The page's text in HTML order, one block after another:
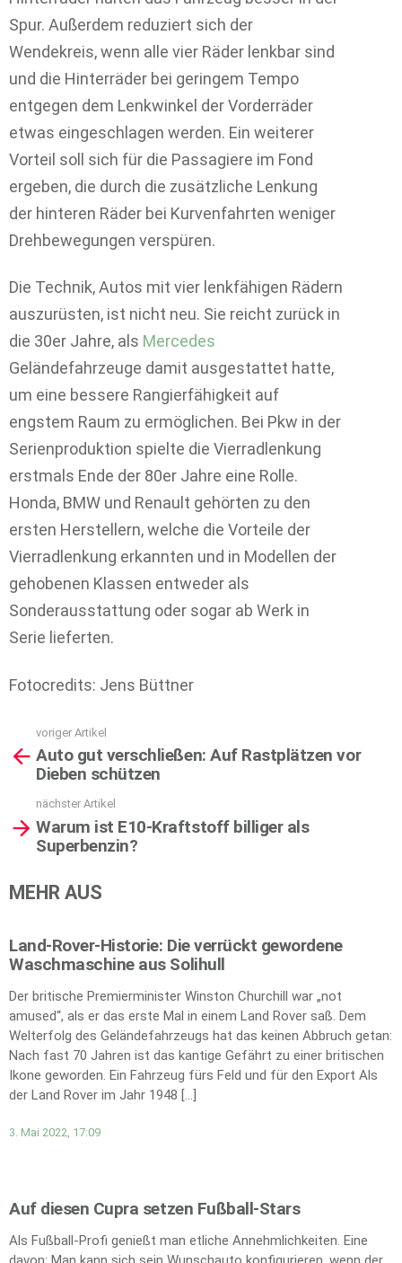
Spur. Außerdem reduziert sich der
Wendekreis, wenn alle vier Räder lenkbar sind
und die Hinterräder bei geringem Tempo
entgegen dem Lenkwinkel der Vorderräder
etwas eingeschlagen werden. Ein weiterer
Vorteil soll sich für die Passagiere im Fond
ergeben, die durch die zusätzliche Lenkung
der hinteren Räder bei Kurvenfahrten weniger
Drehbewegungen verspüren.
Die Technik, Autos mit vier lenkfähigen Rädern
auszurüsten, ist nicht neu. Sie reicht zurück in
die 30er Jahre, als Mercedes
Geländefahrzeuge damit ausgestattet hatte,
um eine bessere Rangierfähigkeit auf
engstem Raum zu ermöglichen. Bei Pkw in der
Serienproduktion spielte die Vierradlenkung
erstmals Ende der 80er Jahre eine Rolle.
Honda, BMW und Renault gehörten zu den
ersten Herstellern, welche die Vorteile der
Vierradlenkung erkannten und in Modellen der
gehobenen Klassen entweder als
Sonderausstattung oder sogar ab Werk in
Serie lieferten.
Fotocredits: Jens Büttner
more
voriger Artikel
Auto gut verschließen: Auf Rastplätzen vor
Dieben schützen
nächster Artikel
Warum ist E10-Kraftstoff billiger als
Superbenzin?
MEHR AUS
Land-Rover-Historie: Die verrückt gewordene
Waschmaschine aus Solihull
Der britische Premierminister Winston Churchill war „not
amused“, als er das erste Mal in einem Land Rover saß. Dem
Welterfolg des Geländefahrzeugs hat das keinen Abbruch getan:
Nach fast 70 Jahren ist das kantige Gefährt zu einer britischen
Ikone geworden. Ein Fahrzeug fürs Feld und für den Export Als
der Land Rover im Jahr 1948 […]
3. Mai 2022, 17:09
Auf diesen Cupra setzen Fußball-Stars
Als Fußball-Profi genießt man etliche Annehmlichkeiten. Eine